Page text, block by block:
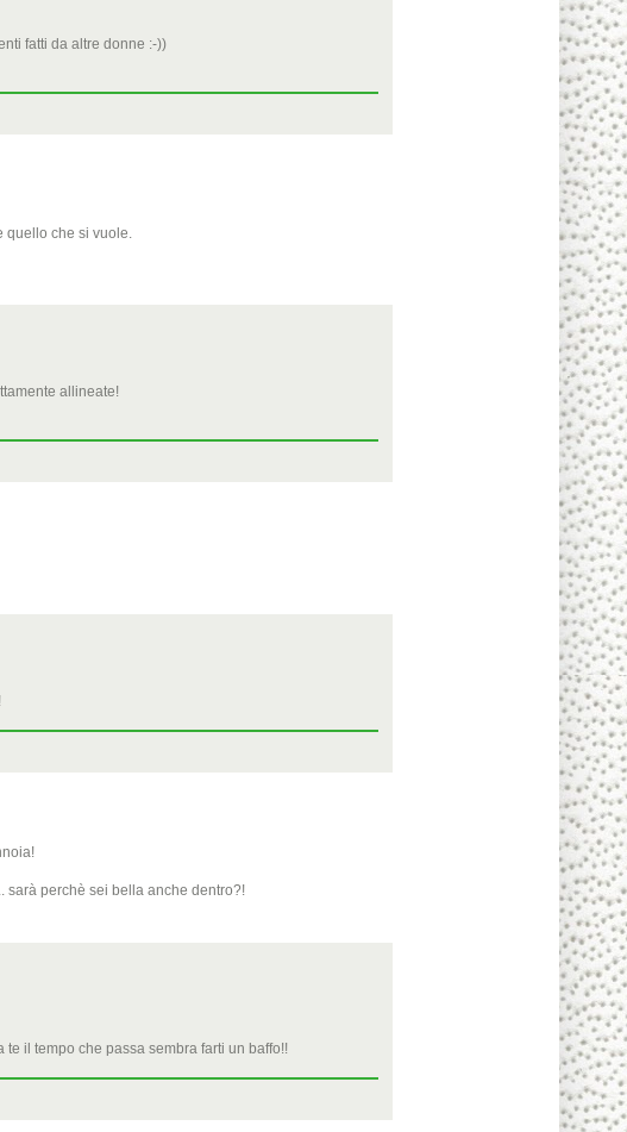
fatti da altre donne :-))
quello che si vuole.
allineate!
sarà perchè sei bella anche dentro?!
te il tempo che passa sembra farti un baffo!!